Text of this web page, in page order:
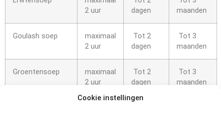
Cookie instellingen
2 uur
dagen
maanden
Goulash soep
maximaal
2 uur
Tot 2
dagen
Tot 3
maanden
Groentensoep
maximaal
2 uur
Tot 2
dagen
Tot 3
maanden